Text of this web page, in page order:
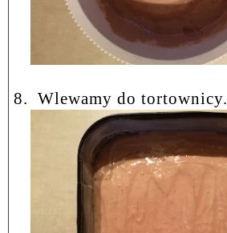
8. Wlewamy do tortownicy.